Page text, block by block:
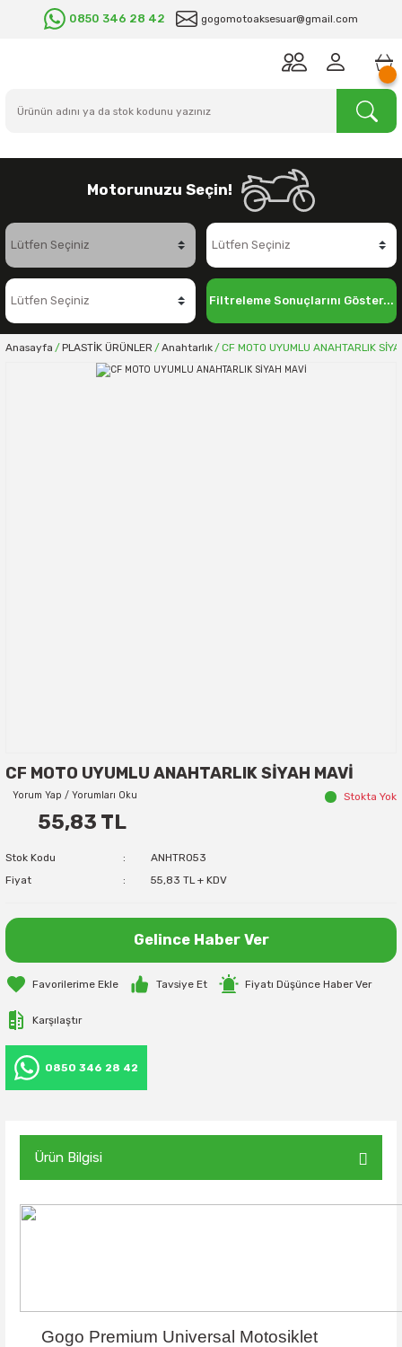
0850 346 28 42 gogomotoaksesuar@gmail.com
Motorunuzu Seçin!
Filtreleme Sonuçlarını Göster...
Anasayfa PLASTİK ÜRÜNLER Anahtarlık CF MOTO UYUMLU ANAHTARLIK
CF MOTO UYUMLU ANAHTARLIK SİYAH MAVİ
Yorum Yap / Yorumları Oku Stokta Yok
55,83 TL
Stok Kodu
ANHTR053
Fiyat
55,83 TL + KDV
Gelince Haber Ver
Tavsiye Et Fiyatı Düşünce Haber Ver
Karşılaştır
0850 346 28 42
Ürün Bilgisi
Gogo Premium Universal Motosiklet